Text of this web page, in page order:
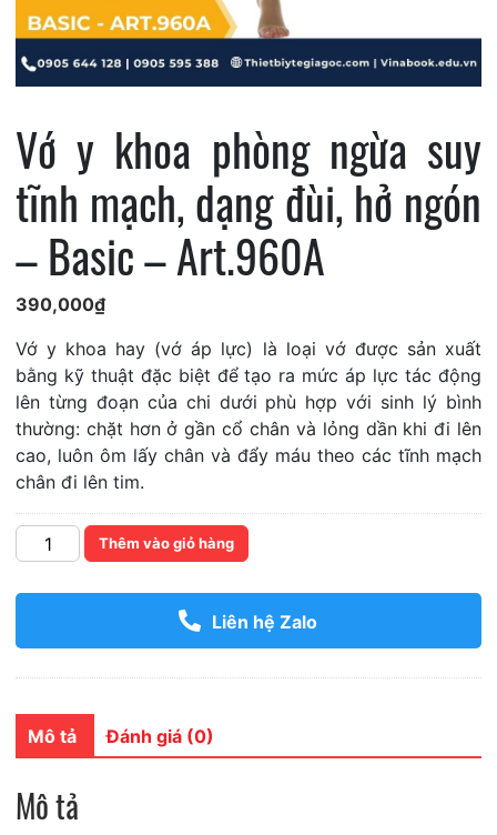
Vớ y khoa phòng ngừa suy
tĩnh mạch, dạng đùi, hở ngón
– Basic – Art.960A
390,000₫
Vớ y khoa hay (vớ áp lực) là loại vớ được sản xuất
bằng kỹ thuật đặc biệt để tạo ra mức áp lực tác động
lên từng đoạn của chi dưới phù hợp với sinh lý bình
thường: chặt hơn ở gần cổ chân và lỏng dần khi đi lên
cao, luôn ôm lấy chân và đẩy máu theo các tĩnh mạch
chân đi lên tim.
lượng
Thêm vào giỏ hàng
Liên hệ Zalo
Mô tả Đánh giá (0)
Mô tả